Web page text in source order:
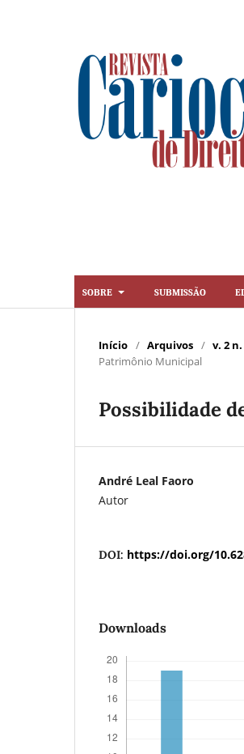
Sobre Submissão
Início / Arquivos / v. 2
Patrimônio Municipal
Possibilidade
André Leal Faoro
Autor
DOI: https://doi.org/
Downloads